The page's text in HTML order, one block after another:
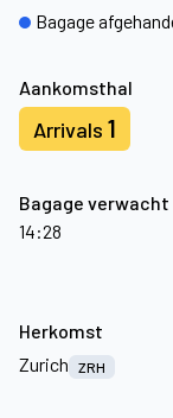
Aankomsthal
Arrivals 1
Bagage verwacht
14:28
Bagage
Herkomst
Zurich
ZRH